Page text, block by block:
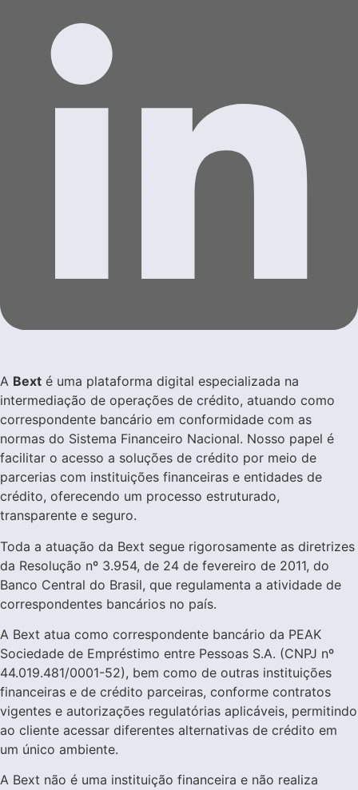
A Bext é uma plataforma digital especializada na
intermediação de operações de crédito, atuando como
correspondente bancário em conformidade com as
normas do Sistema Financeiro Nacional. Nosso papel é
facilitar o acesso a soluções de crédito por meio de
parcerias com instituições financeiras e entidades de
crédito, oferecendo um processo estruturado,
transparente e seguro.
Toda a atuação da Bext segue rigorosamente as diretrizes
da Resolução nº 3.954, de 24 de fevereiro de 2011, do
Banco Central do Brasil, que regulamenta a atividade de
correspondentes bancários no país.
A Bext atua como correspondente bancário da PEAK
Sociedade de Empréstimo entre Pessoas S.A. (CNPJ nº
44.019.481/0001-52), bem como de outras instituições
financeiras e de crédito parceiras, conforme contratos
vigentes e autorizações regulatórias aplicáveis, permitindo
ao cliente acessar diferentes alternativas de crédito em
um único ambiente.
A Bext não é uma instituição financeira e não realiza